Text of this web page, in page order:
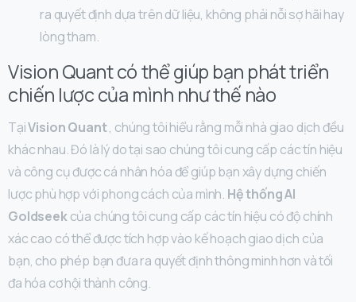
ra quyết định dựa trên dữ liệu, không phải nỗi sợ hãi hay
lòng tham.
Vision Quant có thể giúp bạn phát triển
chiến lược của mình như thế nào
TạiVision Quant, chúng tôi hiểu rằng mỗi nhà giao dịch đều
khác nhau. Đó là lý do tại sao chúng tôi cung cấp các tín hiệu
và công cụ được cá nhân hóa để giúp bạn xây dựng chiến
lược phù hợp với phong cách của mình. Hệ thống AI
Goldseekcủa chúng tôi cung cấp các tín hiệu có độ chính
xác cao có thể được tích hợp vào kế hoạch giao dịch của
bạn, cho phép bạn đưa ra quyết định thông minh hơn và tối
đa hóa cơ hội thành công.